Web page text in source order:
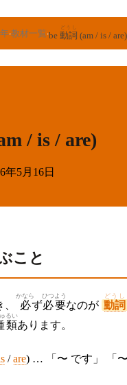
›教材一覧›be 動詞
どうし
(am / is / are)
/ is / are)
年5月16日
こと
、 必
かなら
ず必
ひつ
要
よう
なのが 動詞
どうし
類
るい
あります。
/are) … 「〜 です」 「